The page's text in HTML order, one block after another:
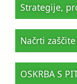
Strategije,
Načrti
OSKRBA S